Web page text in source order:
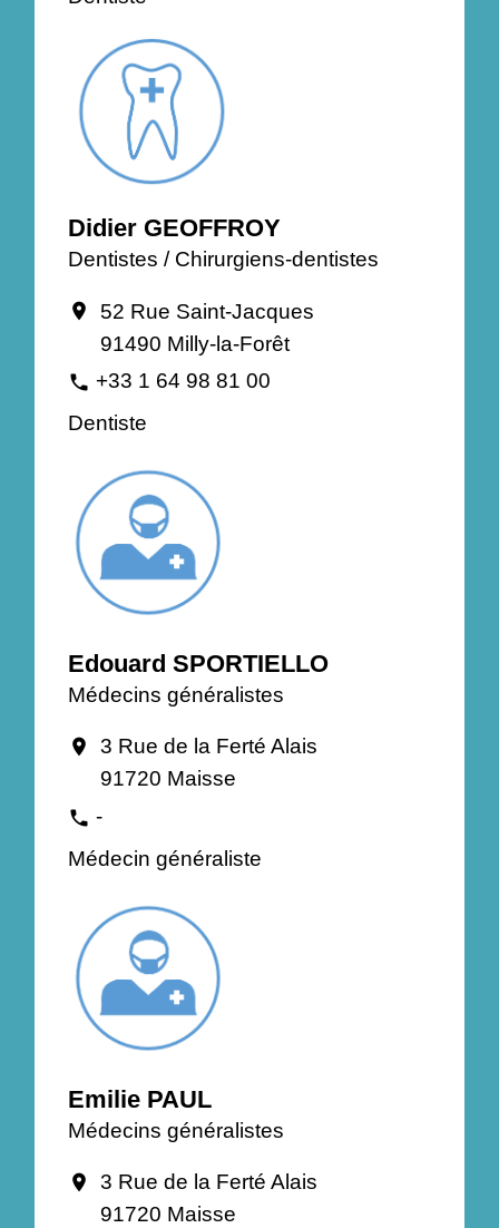
Didier GEOFFROY
Dentistes / Chirurgiens-dentistes
location_on
52 Rue Saint-Jacques
91490 Milly-la-Forêt
phone +33 1 64 98 81 00
Dentiste
Edouard SPORTIELLO
Médecins généralistes
location_on
3 Rue de la Ferté Alais
91720 Maisse
phone -
Médecin généraliste
Emilie PAUL
Médecins généralistes
location_on
3 Rue de la Ferté Alais
91720 Maisse